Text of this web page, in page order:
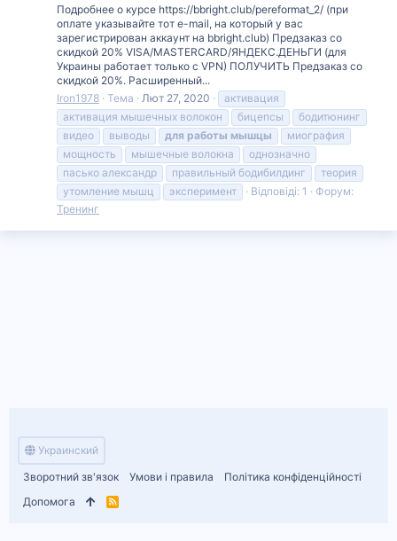
Подробнее о курсе https://bbright.club/pereformat_2/ (при
оплате указывайте тот e-mail, на который у вас
зарегистрирован аккаунт на bbright.club) Предзаказ со
скидкой 20% VISA/MASTERCARD/ЯНДЕКС.ДЕНЬГИ (для
Украины работает только с VPN) ПОЛУЧИТЬ Предзаказ со
скидкой 20%. Расширенный...
Iron1978 Тема Лют 27, 2020
активация
активация мышечных волокон
бицепсы
бодитюнинг
видео
выводы для работы мышцы
миография
мощность
мышечные волокна
однозначно
пасько александр
правильный бодибилдинг
теория
утомление мышц
эксперимент Відповіді: 1
Форум:
Тренинг
Украинский
Зворотний зв'язок
Умови і правила
Політика конфіденційності
Допомога
R